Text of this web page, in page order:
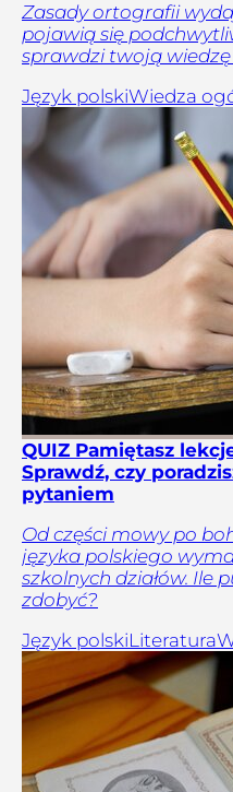
Zasady ortografii
pojawią się
sprawdzi twoją
Język polskiWiedza
QUIZ Pamiętasz
Sprawdź, czy
pytaniem
Od części mowy po
języka polskiego
szkolnych działów. Ile
zdobyć?
Język polskiLiteratura